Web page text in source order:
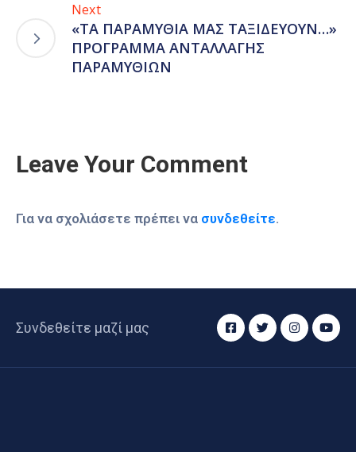
Next
«ΤΑ ΠΑΡΑΜΥΘΙΑ ΜΑΣ ΤΑΞΙΔΕΥΟΥΝ…»
ΠΡΟΓΡΑΜΜΑ ΑΝΤΑΛΛΑΓΗΣ
ΠΑΡΑΜΥΘΙΩΝ
Leave Your Comment
Για να σχολιάσετε πρέπει να συνδεθείτε.
Συνδεθείτε μαζί μας